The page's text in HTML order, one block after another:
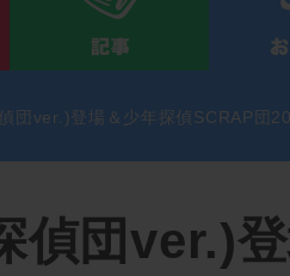
団ver.)登場＆少年探偵SCRAP団
偵団ver.)